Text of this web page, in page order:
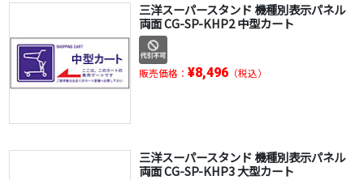
三洋スーパースタンド 機種別表示パネル
両面 CG-SP-KHP2 中型カート
販売価格： ¥8,496（税込）
三洋スーパースタンド 機種別表示パネル
両面 CG-SP-KHP3 大型カート